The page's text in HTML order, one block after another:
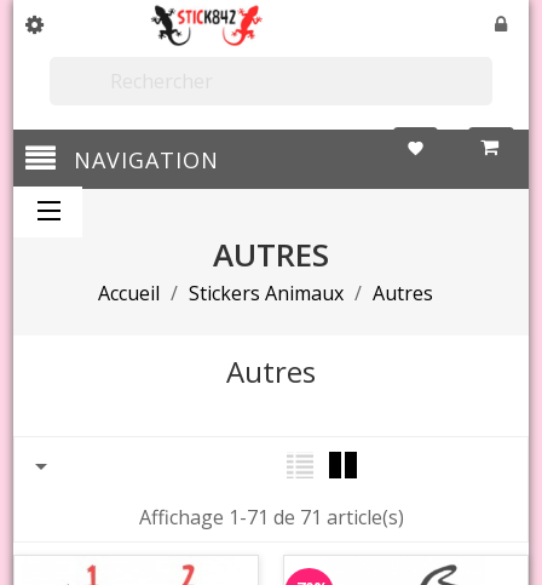
favorite
NAVIGATION
AUTRES
Accueil Stickers Animaux Autres
Autres

Affichage 1-71 de 71 article(s)